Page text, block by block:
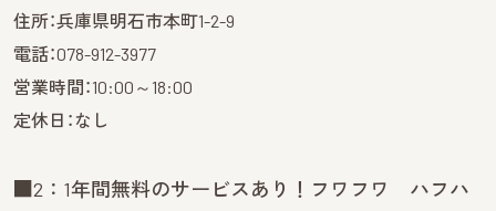
住所：兵庫県明石市本町1-2-9
電話：078-912-3977
営業時間：10:00～18:00
定休日：なし
■2：1年間無料のサービスあり！フワフワ ハフハ